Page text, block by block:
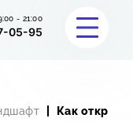
- 21:00
05-95
Как